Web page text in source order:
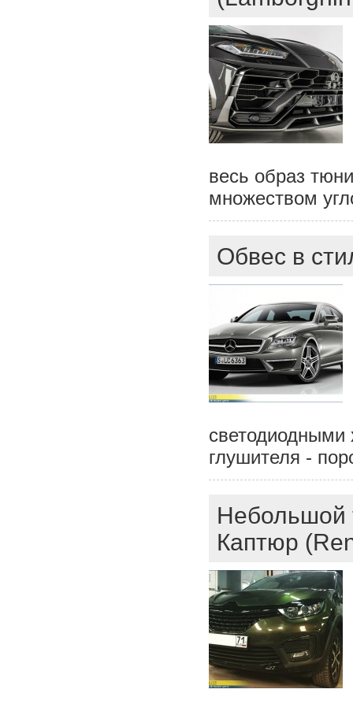
весь образ
множеством
Обвес в
глушителя -
Небольшой
Каптюр